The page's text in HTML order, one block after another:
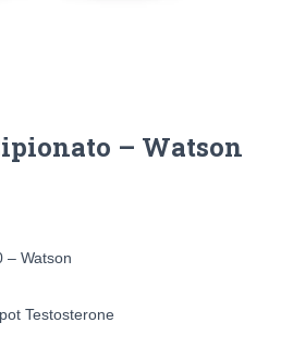
– Watson
– Watson
Testosterone